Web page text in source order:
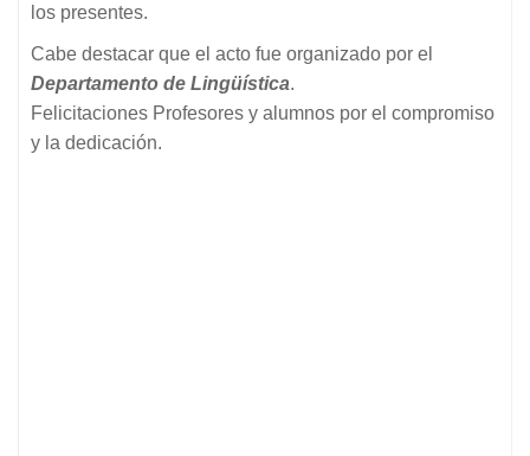
los presentes.
Cabe destacar que el acto fue organizado por el
Departamento de Lingüística.
Felicitaciones Profesores y alumnos por el compromiso
y la dedicación.